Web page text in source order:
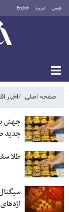
فارسی العربية English
صفحه اصلی اخبار
جهش
جدید
طلا